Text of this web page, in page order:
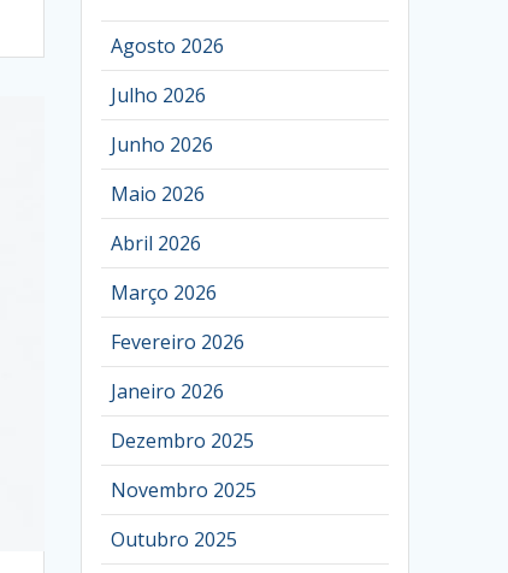
Agosto 2026
Julho 2026
Junho 2026
Maio 2026
Abril 2026
Março 2026
Fevereiro 2026
Janeiro 2026
Dezembro 2025
Novembro 2025
Outubro 2025